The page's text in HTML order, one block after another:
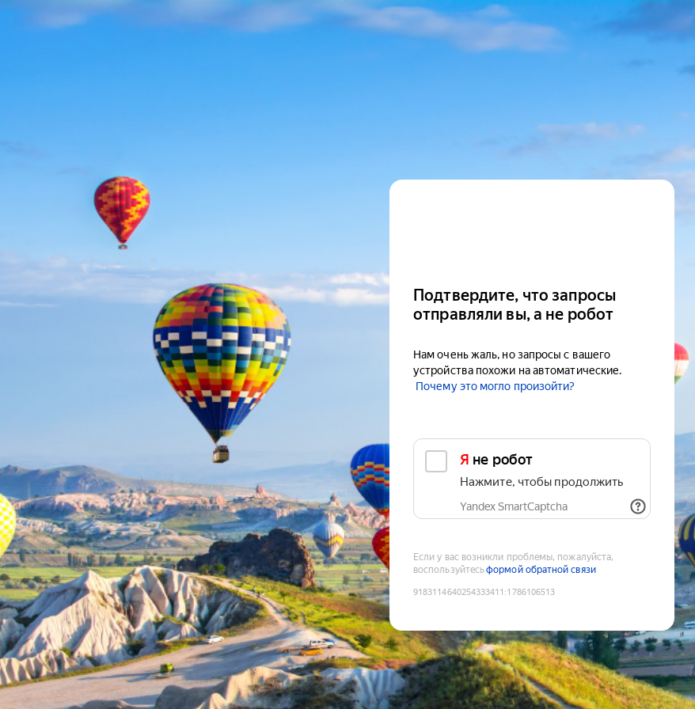
Подтвердите, что запросы
отправляли вы, а не робот
Нам очень жаль, но запросы с вашего
устройства похожи на автоматические.
Почему это могло произойти?
Я не робот
Нажмите, чтобы продолжить
Yandex SmartCaptcha
Если у вас возникли проблемы, пожалуйста,
воспользуйтесьформой обратной связи
9183114640254333411 :1786106513